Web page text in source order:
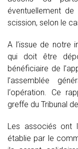
éventuellement
scission, selon le
A l’issue de notre
qui doit être
bénéficiaire de
l’assemblée
l‘opération. Ce
greffe du Tribunal
Les associés ont
établie par le